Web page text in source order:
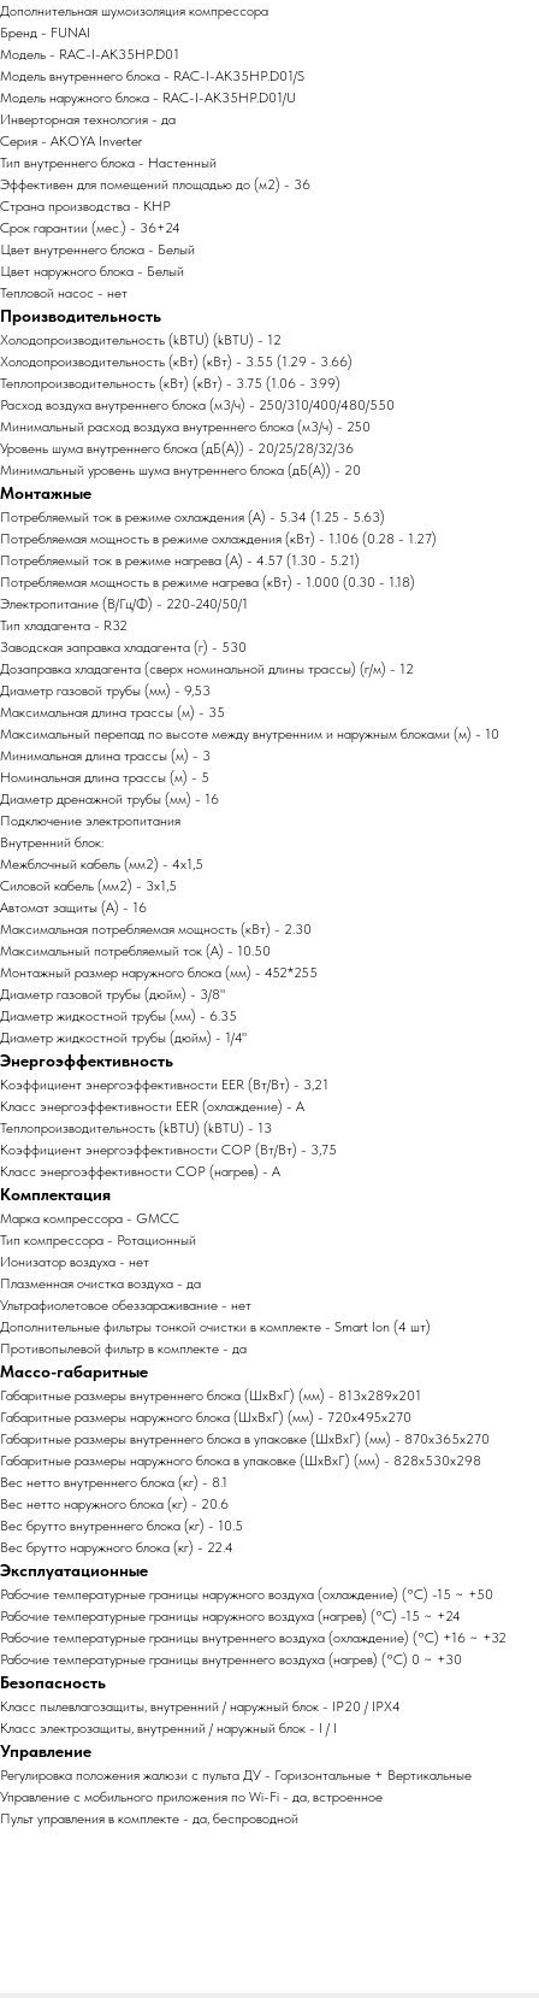
Дополнительная шумоизоляция компрессора
Бренд - FUNAI
Модель - RAC-I-AK35HP.D01
Модель внутреннего блока - RAC-I-AK35HP.D01/S
Модель наружного блока - RAC-I-AK35HP.D01/U
Инверторная технология - да
Серия - AKOYA Inverter
Тип внутреннего блока - Настенный
Эффективен для помещений площадью до (м2) - 36
Страна производства - КНР
Срок гарантии (мес.) - 36+24
Цвет внутреннего блока - Белый
Цвет наружного блока - Белый
Тепловой насос - нет
Производительность
Холодопроизводительность (kBTU) (kBTU) - 12
Холодопроизводительность (кВт) (кВт) - 3.55 (1.29 - 3.66)
Теплопроизводительность (кВт) (кВт) - 3.75 (1.06 - 3.99)
Расход воздуха внутреннего блока (м3/ч) - 250/310/400/480/550
Минимальный расход воздуха внутреннего блока (м3/ч) - 250
Уровень шума внутреннего блока (дБ(А)) - 20/25/28/32/36
Минимальный уровень шума внутреннего блока (дБ(А)) - 20
Монтажные
Потребляемый ток в режиме охлаждения (А) - 5.34 (1.25 - 5.63)
Потребляемая мощность в режиме охлаждения (кВт) - 1.106 (0.28 - 1.27)
Потребляемый ток в режиме нагрева (А) - 4.57 (1.30 - 5.21)
Потребляемая мощность в режиме нагрева (кВт) - 1.000 (0.30 - 1.18)
Электропитание (В/Гц/Ф) - 220-240/50/1
Тип хладагента - R32
Заводская заправка хладагента (г) - 530
Дозаправка хладагента (сверх номинальной длины трассы) (г/м) - 12
Диаметр газовой трубы (мм) - 9,53
Максимальная длина трассы (м) - 35
Максимальный перепад по высоте между внутренним и наружным блоками (м) - 10
Минимальная длина трассы (м) - 3
Номинальная длина трассы (м) - 5
Диаметр дренажной трубы (мм) - 16
Подключение электропитания
Внутренний блок:
Межблочный кабель (мм2) - 4x1,5
Силовой кабель (мм2) - 3x1,5
Автомат защиты (А) - 16
Максимальная потребляемая мощность (кВт) - 2.30
Максимальный потребляемый ток (А) - 10.50
Монтажный размер наружного блока (мм) - 452*255
Диаметр газовой трубы (дюйм) - 3/8"
Диаметр жидкостной трубы (мм) - 6.35
Диаметр жидкостной трубы (дюйм) - 1/4"
Энергоэффективность
Коэффициент энергоэффективности EER (Вт/Вт) - 3,21
Класс энергоэффективности EER (охлаждение) - A
Теплопроизводительность (kBTU) (kBTU) - 13
Коэффициент энергоэффективности COP (Вт/Вт) - 3,75
Класс энергоэффективности COP (нагрев) - A
Комплектация
Марка компрессора - GMCC
Тип компрессора - Ротационный
Ионизатор воздуха - нет
Плазменная очистка воздуха - да
Ультрафиолетовое обеззараживание - нет
Дополнительные фильтры тонкой очистки в комплекте - Smart Ion (4 шт)
Противопылевой фильтр в комплекте - да
Массо-габаритные
Габаритные размеры внутреннего блока (ШxВxГ) (мм) - 813x289x201
Габаритные размеры наружного блока (ШxВxГ) (мм) - 720x495x270
Габаритные размеры внутреннего блока в упаковке (ШxВxГ) (мм) - 870x365x270
Габаритные размеры наружного блока в упаковке (ШxВxГ) (мм) - 828x530x298
Вес нетто внутреннего блока (кг) - 8.1
Вес нетто наружного блока (кг) - 20.6
Вес брутто внутреннего блока (кг) - 10.5
Вес брутто наружного блока (кг) - 22.4
Эксплуатационные
Рабочие температурные границы наружного воздуха (охлаждение) (°C) -15 ~ +50
Рабочие температурные границы наружного воздуха (нагрев) (°C) -15 ~ +24
Рабочие температурные границы внутреннего воздуха (охлаждение) (°C) +16 ~ +32
Рабочие температурные границы внутреннего воздуха (нагрев) (°C) 0 ~ +30
Безопасность
Класс пылевлагозащиты, внутренний / наружный блок - IP20 / IPX4
Класс электрозащиты, внутренний / наружный блок - I / I
Управление
Регулировка положения жалюзи с пульта ДУ - Горизонтальные + Вертикальные
Управление c мобильного приложения по Wi-Fi - да, встроенное
Пульт управления в комплекте - да, беспроводной